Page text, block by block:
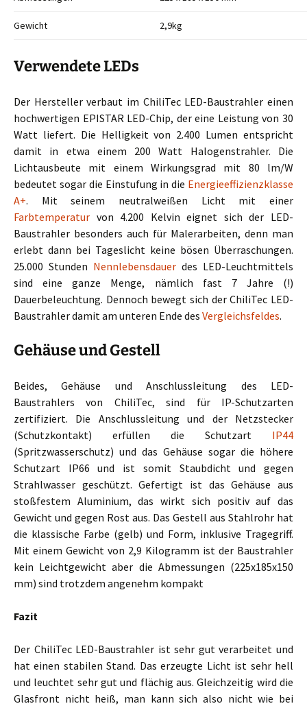
Gewicht 2,9kg
Verwendete LEDs
Der Hersteller verbaut im ChiliTec LED-Baustrahler einen
hochwertigen EPISTAR LED-Chip, der eine Leistung von 30
Watt liefert. Die Helligkeit von 2.400 Lumen entspricht
damit in etwa einem 200 Watt Halogenstrahler. Die
Lichtausbeute mit einem Wirkungsgrad mit 80 lm/W
bedeutet sogar die Einstufung in die Energieeffizienzklasse
A+. Mit seinem neutralweißen Licht mit einer
Farbtemperatur von 4.200 Kelvin eignet sich der LED-
Baustrahler besonders auch für Malerarbeiten, denn man
erlebt dann bei Tageslicht keine bösen Überraschungen.
25.000 Stunden Nennlebensdauer des LED-Leuchtmittels
sind eine ganze Menge, nämlich fast 7 Jahre (!)
Dauerbeleuchtung. Dennoch bewegt sich der ChiliTec LED-
Baustrahler damit am unteren Ende des Vergleichsfeldes.
Gehäuse und Gestell
Beides, Gehäuse und Anschlussleitung des LED-
Baustrahlers von ChiliTec, sind für IP-Schutzarten
zertifiziert. Die Anschlussleitung und der Netzstecker
(Schutzkontakt) erfüllen die Schutzart IP44
(Spritzwasserschutz) und das Gehäuse sogar die höhere
Schutzart IP66 und ist somit Staubdicht und gegen
Strahlwasser geschützt. Gefertigt ist das Gehäuse aus
stoßfestem Aluminium, das wirkt sich positiv auf das
Gewicht und gegen Rost aus. Das Gestell aus Stahlrohr hat
die klassische Farbe (gelb) und Form, inklusive Tragegriff.
Mit einem Gewicht von 2,9 Kilogramm ist der Baustrahler
kein Leichtgewicht aber die Abmessungen (225x185x150
mm) sind trotzdem angenehm kompakt
Fazit
Der ChiliTec LED-Baustrahler ist sehr gut verarbeitet und
hat einen stabilen Stand. Das erzeugte Licht ist sehr hell
und leuchtet sehr gut und flächig aus. Gleichzeitig wird die
Glasfront nicht heiß, man kann sich also nicht wie bei